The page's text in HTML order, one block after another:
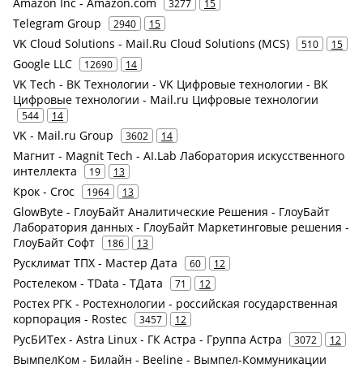
3277 15
Telegram Group 2940 15
VK Cloud Solutions - Mail.Ru Cloud Solutions (MCS) 510 15
Google LLC 12690 14
VK Tech - ВК Технологии - VK Цифровые технологии - ВК
Цифровые технологии - Mail.ru Цифровые технологии
544 14
VK - Mail.ru Group 3602 14
Магнит - Magnit Tech - AI.Lab Лаборатория искусственного
интеллекта
19 13
Крок - Croc 1964 13
GlowByte - ГлоуБайт Аналитические Решения - ГлоуБайт
Лаборатория данных - ГлоуБайт Маркетинговые решения -
ГлоуБайт Софт
186 13
Русклимат ТПХ - Мастер Дата 60 12
Ростелеком - TData - ТДата 71 12
Ростех РГК - Ростехнологии - российская государственная
корпорация - Rostec
3457 12
РусБИТех - Astra Linux - ГК Астра - Группа Астра 3072 12
ВымпелКом - Билайн - Beeline - Вымпел-Коммуникации